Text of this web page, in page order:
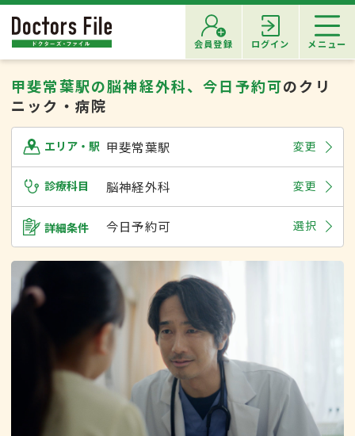
会員登録 ログイン メニュー
甲斐常葉駅の脳神経外科、今日予約可のクリ
ニック・病院
エリア・駅 甲斐常葉駅 変更
診療科目 脳神経外科 変更
詳細条件 今日予約可 選択